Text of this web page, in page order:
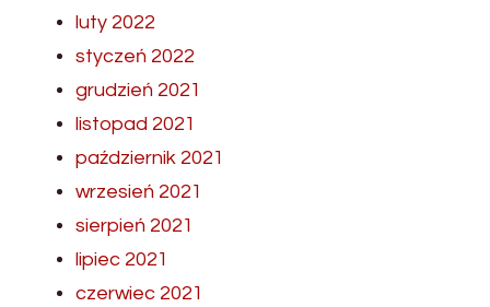
luty 2022
styczeń 2022
grudzień 2021
listopad 2021
październik 2021
wrzesień 2021
sierpień 2021
lipiec 2021
czerwiec 2021